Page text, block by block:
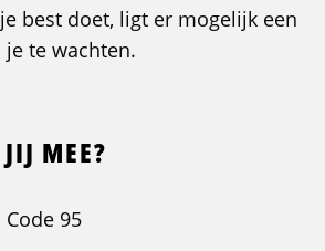
best doet, ligt er mogelijk een
te wachten.
MEE?
95